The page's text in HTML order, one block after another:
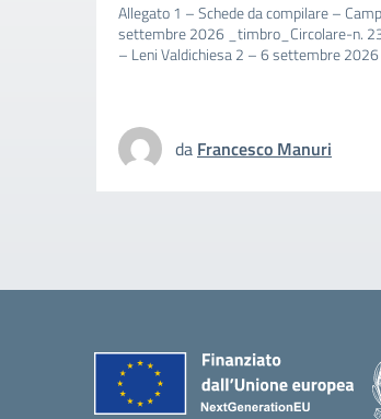
Allegato 1 – Schede da compilare –
settembre 2026 _timbro_Circolare-n.
– Leni Valdichiesa 2 – 6 settembre 2026
da Francesco Manuri